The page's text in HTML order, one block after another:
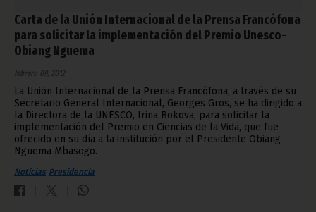
Carta de la Unión Internacional de la Prensa Francófona
para solicitar la implementación del Premio Unesco-
Obiang Nguema
febrero 09, 2012
La Unión Internacional de la Prensa Francófona, a través de su
Secretario General Internacional, Georges Gros, se ha dirigido a
la Directora de la UNESCO, Irina Bokova, para solicitar la
implementación del Premio en Ciencias de la Vida, que fue
ofrecido en su día a la institución por el Presidente Obiang
Nguema Mbasogo.
Noticias Presidencia